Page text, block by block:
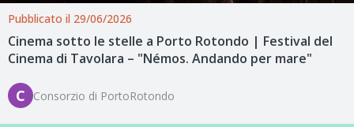
Pubblicato il 29/06/2026
Cinema sotto le stelle a Porto Rotondo | Festival del
Cinema di Tavolara – "Némos. Andando per mare"
C Consorzio di PortoRotondo